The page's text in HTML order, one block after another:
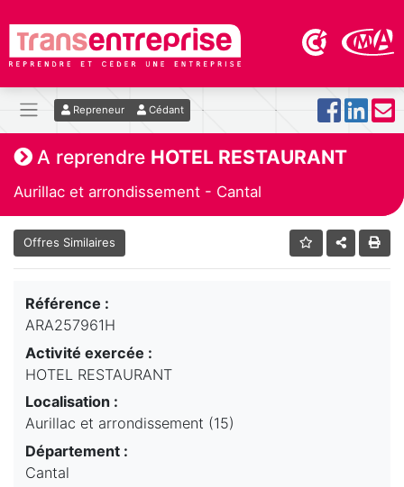
Repreneur Cédant
A reprendre HOTEL RESTAURANT
Aurillac et arrondissement - Cantal
Offres Similaires
Référence :
ARA257961H
Activité exercée :
HOTEL RESTAURANT
Localisation :
Aurillac et arrondissement (15)
Département :
Cantal